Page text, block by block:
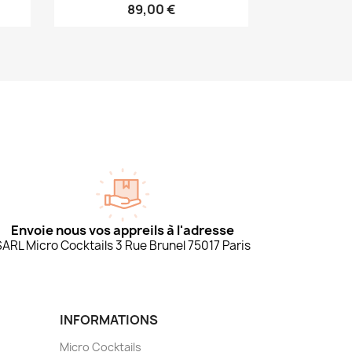
89,00 €
Envoie nous vos appreils à l'adresse
Micro Cocktails 3 Rue Brunel 75017 Paris
INFORMATIONS
Micro Cocktails